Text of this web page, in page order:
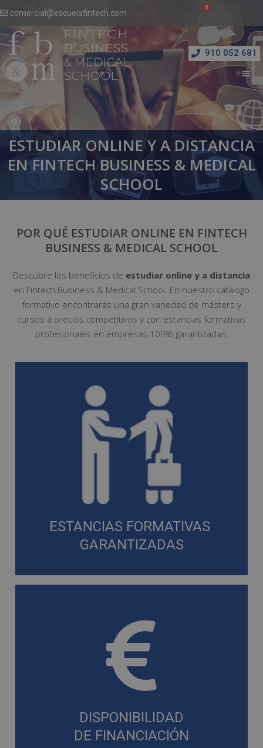
comercial@escuelafintech.com
910 052 681
ESTUDIAR ONLINE Y A DISTANCIA
EN FINTECH BUSINESS & MEDICAL
SCHOOL
POR QUÉ ESTUDIAR ONLINE EN FINTECH
BUSINESS & MEDICAL SCHOOL
Descubre los beneficios de estudiar online y a distancia
en Fintech Business & Medical School. En nuestro catálogo
formativo encontrarás una gran variedad de másters y
cursos a precios competitivos y con estancias formativas
profesionales en empresas 100% garantizadas.
ESTANCIAS FORMATIVAS
GARANTIZADAS
DISPONIBILIDAD
DE FINANCIACIÓN